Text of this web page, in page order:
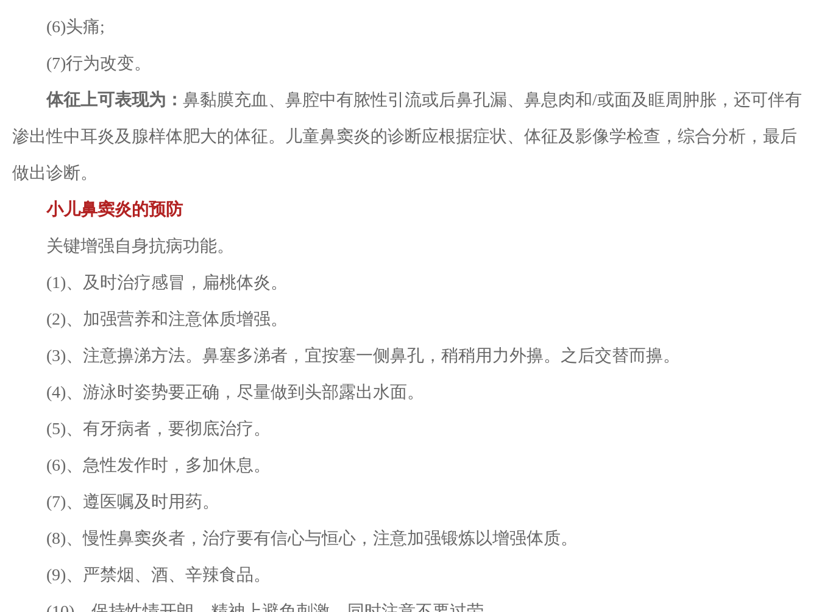
(6)头痛;
(7)行为改变。
体征上可表现为： 鼻黏膜充血、鼻腔中有脓性引流或后鼻孔漏、鼻息肉和/或面及眶周肿胀，还可伴有
渗出性中耳炎及腺样体肥大的体征。儿童鼻窦炎的诊断应根据症状、体征及影像学检查，综合分析，最后
做出诊断。
小儿鼻窦炎的预防
关键增强自身抗病功能。
(1)、及时治疗感冒，扁桃体炎。
(2)、加强营养和注意体质增强。
(3)、注意擤涕方法。鼻塞多涕者，宜按塞一侧鼻孔，稍稍用力外擤。之后交替而擤。
(4)、游泳时姿势要正确，尽量做到头部露出水面。
(5)、有牙病者，要彻底治疗。
(6)、急性发作时，多加休息。
(7)、遵医嘱及时用药。
(8)、慢性鼻窦炎者，治疗要有信心与恒心，注意加强锻炼以增强体质。
(9)、严禁烟、酒、辛辣食品。